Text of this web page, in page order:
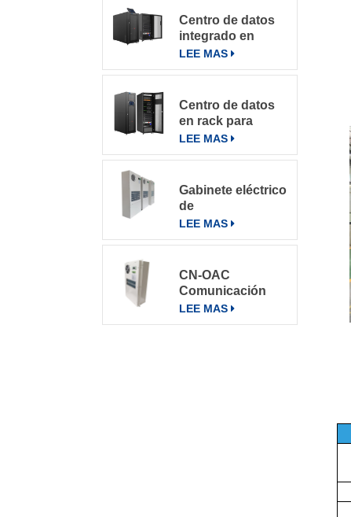
centros de datos
con sistema de
control inteligente
Centro de datos
integrado en
microbastidores
LEE MAS
Centro de datos
en rack para
varios entornos
LEE MAS
Gabinete eléctrico
de
telecomunicaciones
Aire
Aire
acondicionado
LEE MAS
CN-OAC
Comunicación
exterior Gabinete
eléctrico Aire
LEE MAS